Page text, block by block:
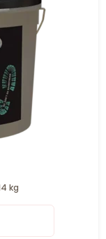
kg